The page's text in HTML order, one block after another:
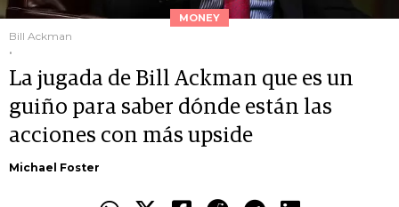
MONEY
Bill Ackman
.
La jugada de Bill Ackman que es un
guiño para saber dónde están las
acciones con más upside
Michael Foster